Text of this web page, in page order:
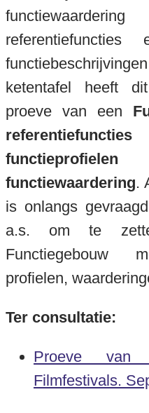
ketentafel heeft
proeve van een
functiewaardering.
is onlangs
a.s. om te
Functiegebouw
profielen,
Ter consultatie:
Proeve van
Filmfestivals.